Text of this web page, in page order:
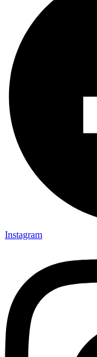
Instagram